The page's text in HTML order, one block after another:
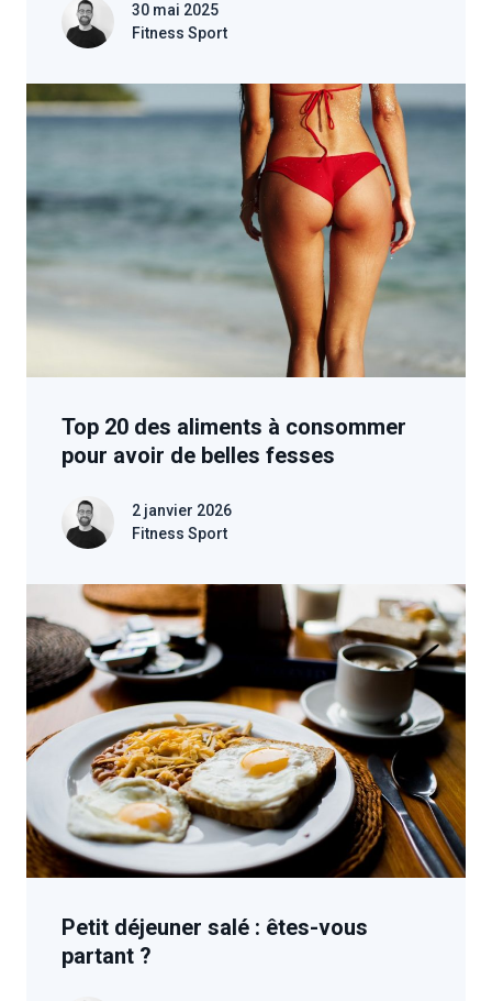
30 mai 2025
Fitness Sport
Top 20 des aliments à consommer
pour avoir de belles fesses
2 janvier 2026
Fitness Sport
Petit déjeuner salé : êtes-vous
partant ?